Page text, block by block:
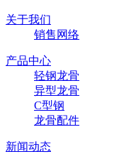
关于我们
销售网络
产品中心
轻钢龙骨
异型龙骨
C型钢
龙骨配件
新闻动态